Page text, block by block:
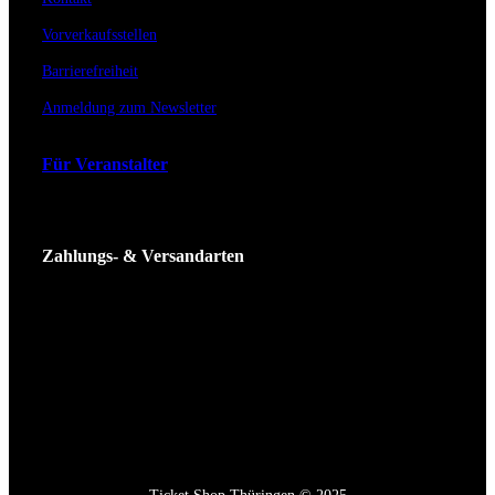
Vorverkaufsstellen
Barrierefreiheit
Anmeldung zum Newsletter
Für Veranstalter
Zahlungs- & Versandarten